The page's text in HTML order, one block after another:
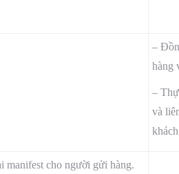
–
hàng
–
và
manifest cho người gửi hàng.